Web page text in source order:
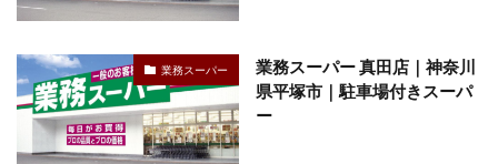
業務スーパー
業務スーパー 真田店｜神奈川
県平塚市｜駐車場付きスーパ
ー